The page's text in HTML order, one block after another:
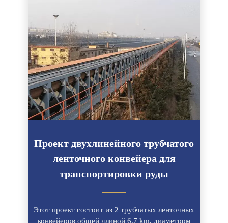
Проект двухлинейного трубчатого
ленточного конвейера для
транспортировки руды
———
Этот проект состоит из 2 трубчатых ленточных
конвейеров общей длиной 6.7 km, диаметром